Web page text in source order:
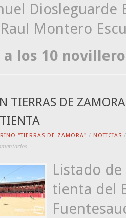
Diosleguarde
Raul Montero
los 10
TIERRAS DE
"TIERRAS DE ZAMORA" / NOTICIAS
Listado
tienta del